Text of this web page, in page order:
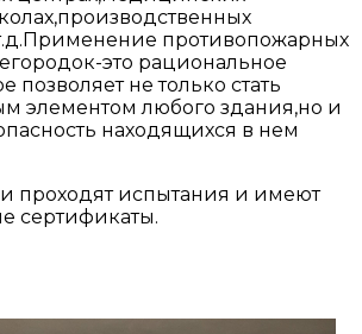
противопожарных
это рациональное
позволяет не только стать
элементом любого здания,но и
находящихся в нем
проходят испытания и имеют
сертификаты.